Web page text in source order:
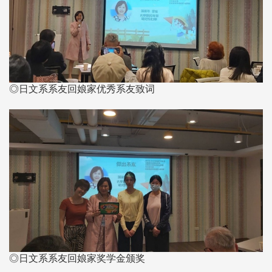
◎日文系系友回娘家优秀系友致词
◎日文系系友回娘家奖学金颁奖